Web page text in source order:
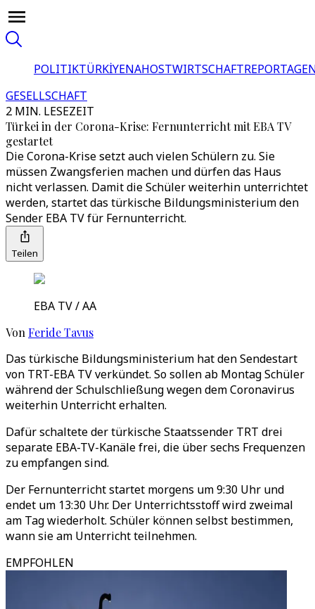
POLITIKTÜRKİYENAHOSTWIRTSCHAFT
GESELLSCHAFT
2 MIN. LESEZEIT
Türkei in der Corona-Krise: Fernunterricht mit EBA TV
gestartet
Die Corona-Krise setzt auch vielen Schülern zu. Sie
müssen Zwangsferien machen und dürfen das Haus
nicht verlassen. Damit die Schüler weiterhin unterrichtet
werden, startet das türkische Bildungsministerium den
Sender EBA TV für Fernunterricht.
Teilen
EBA TV / AA
Von Feride Tavus
Das türkische Bildungsministerium hat den Sendestart
von TRT-EBA TV verkündet. So sollen ab Montag Schüler
während der Schulschließung wegen dem Coronavirus
weiterhin Unterricht erhalten.
Dafür schaltete der türkische Staatssender TRT drei
separate EBA-TV-Kanäle frei, die über sechs Frequenzen
zu empfangen sind.
Der Fernunterricht startet morgens um 9:30 Uhr und
endet um 13:30 Uhr. Der Unterrichtsstoff wird zweimal
am Tag wiederholt. Schüler können selbst bestimmen,
wann sie am Unterricht teilnehmen.
EMPFOHLEN